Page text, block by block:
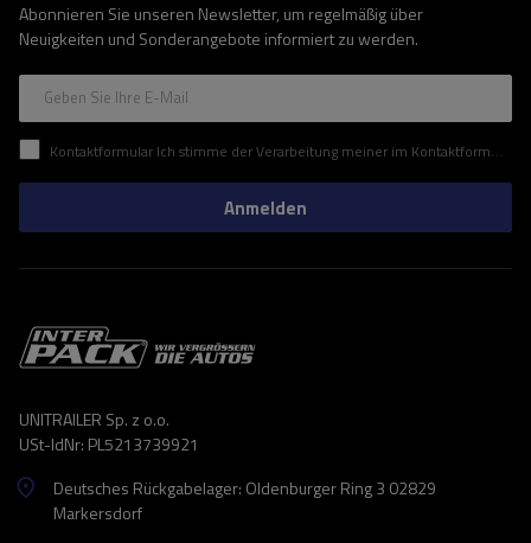
Abonnieren Sie unseren Newsletter, um regelmäßig über
Neuigkeiten und Sonderangebote informiert zu werden.
Geben Sie Ihre E-Mail
Kontaktformular Ich stimme der Verarbeitung meiner im Kontaktformular enthaltenen personenbezogenen Daten gemäß der Verordnung (EU) des Europäischen Parlaments und des Rates zu.
Anmelden
UNITRAILER Sp. z o.o.
USt-IdNr: PL5213739921
Deutsches Rückgabelager: Oldenburger Ring 3 02829
Markersdorf